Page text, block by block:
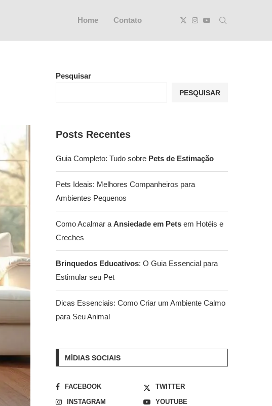
Home Contato
Pesquisar
PESQUISAR
Posts Recentes
Guia Completo: Tudo sobre Pets de Estimação
Pets Ideais: Melhores Companheiros para
Ambientes Pequenos
Como Acalmar a Ansiedade em Pets em Hotéis e
Creches
Brinquedos Educativos: O Guia Essencial para
Estimular seu Pet
Dicas Essenciais: Como Criar um Ambiente Calmo
para Seu Animal
MÍDIAS SOCIAIS
FACEBOOK
TWITTER
INSTAGRAM
YOUTUBE